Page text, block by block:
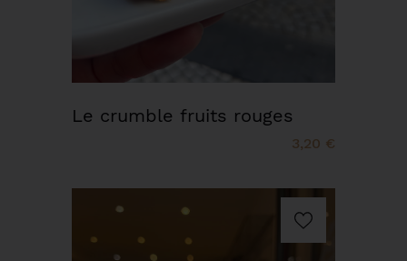
Le crumble fruits rouges
3,20 €